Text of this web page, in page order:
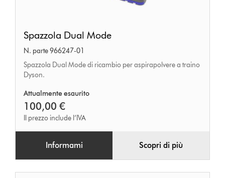
Dual
Mode
Spazzola Dual Mode
N. parte 966247-01
Spazzola Dual Mode di ricambio per aspirapolvere a traino
Dyson.
Attualmente esaurito
100,00 €
Il prezzo include l’IVA
Informami Scopri di più